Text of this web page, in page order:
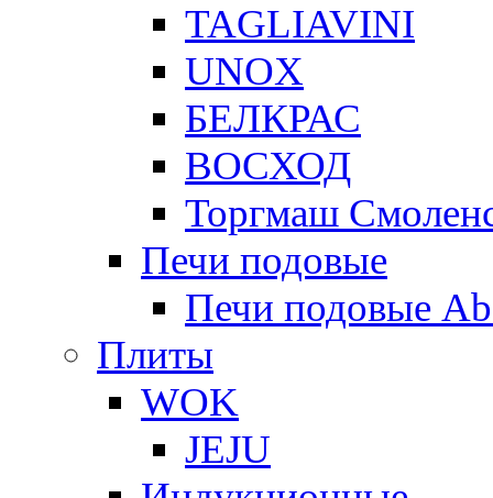
TAGLIAVINI
UNOX
БЕЛКРАС
ВОСХОД
Торгмаш
Печи подовые
Печи подовые
Плиты
WOK
JEJU